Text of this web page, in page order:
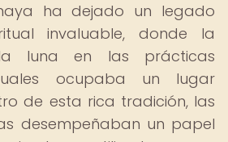
ha dejado un legado
invaluable, donde la
luna en las prácticas
ocupaba un lugar
de esta rica tradición, las
desempeñaban un papel